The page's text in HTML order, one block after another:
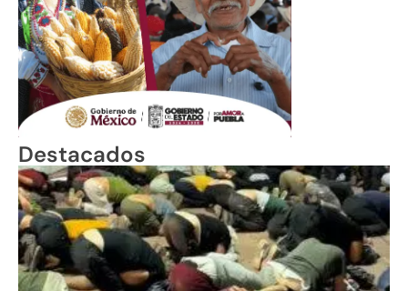
Destacados